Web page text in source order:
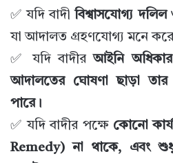
✅ যদি বাদী বিশ্বাসযোগ্য
যা আদালত গ্রহণযোগ্য মনে
✅ যদি বাদীরআইনি
আদালতের ঘোষণা ছাড়া তার
পারে।
✅ যদি বাদীর পক্ষে কোনো
Remedy) না থাকে, এবং